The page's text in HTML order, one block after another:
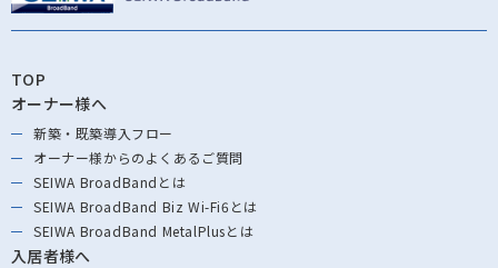
TOP
オーナー様へ
新築・既築導⼊フロー
オーナー様からのよくあるご質問
SEIWA BroadBandとは
SEIWA BroadBand Biz Wi-Fi6とは
SEIWA BroadBand MetalPlusとは
入居者様へ